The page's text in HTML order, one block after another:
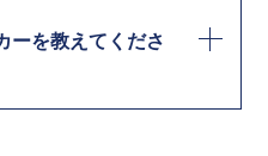
ーを教えてくださ